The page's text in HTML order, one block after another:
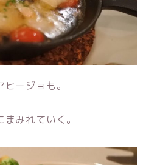
ージョも。
みれていく。